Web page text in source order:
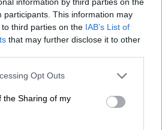
participants. This information may
third parties on the IAB’s List of
that may further disclose it to other
app uses one or more Google
usage behaviour. You may click to
Google and its third-party tags to
specified purposes in below Google
Opt Outs
the Sharing of my
όλα τα
και οι αποδείξεις. Αυτό
δικαίου. Στην Ελλάδα, ο
θα έπρεπε να
κάποιος ασκεί έφεση για
η υπόθεση
αρχή και τεκμαίρεται
το αντίθετο.